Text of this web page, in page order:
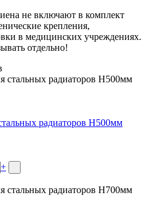
не включают в комплект
крепления,
в медицинских учреждениях.
отдельно!
радиаторов Н500мм
+